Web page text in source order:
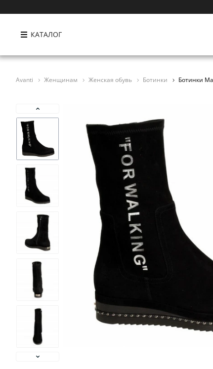
КАТАЛОГ
Avanti Женщинам Женская обувь Ботинки Ботинки